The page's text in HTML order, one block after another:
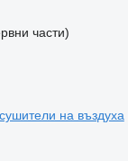
части)
на въздуха